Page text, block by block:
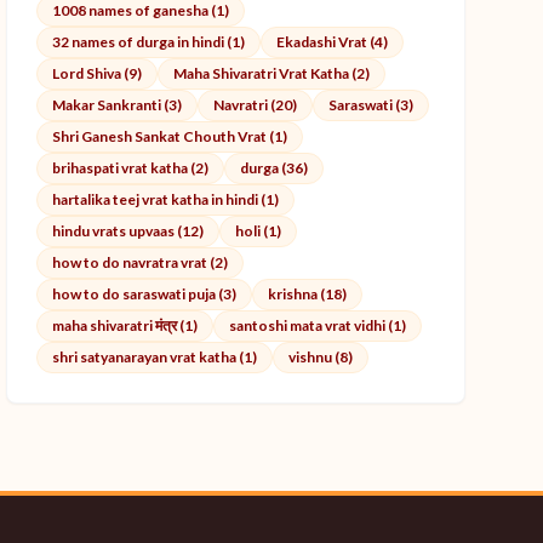
1008 names of ganesha (1)
32 names of durga in hindi (1)
Ekadashi Vrat (4)
Lord Shiva (9)
Maha Shivaratri Vrat Katha (2)
Makar Sankranti (3)
Navratri (20)
Saraswati (3)
Shri Ganesh Sankat Chouth Vrat (1)
brihaspati vrat katha (2)
durga (36)
hartalika teej vrat katha in hindi (1)
hindu vrats upvaas (12)
holi (1)
how to do navratra vrat (2)
how to do saraswati puja (3)
krishna (18)
maha shivaratri मंत्र (1)
santoshi mata vrat vidhi (1)
shri satyanarayan vrat katha (1)
vishnu (8)